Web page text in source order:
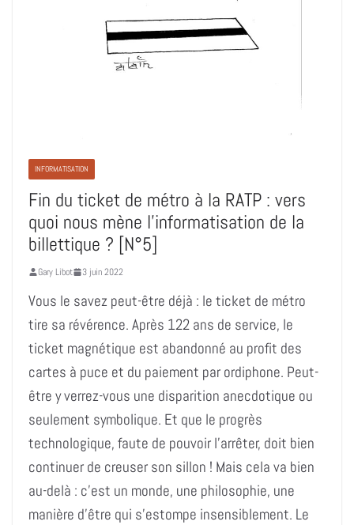
INFORMATISATION
Fin du ticket de métro à la RATP : vers
quoi nous mène l’informatisation de la
billettique ? [N°5]
Gary Libot 3 juin 2022
Vous le savez peut-être déjà : le ticket de métro
tire sa révérence. Après 122 ans de service, le
ticket magnétique est abandonné au profit des
cartes à puce et du paiement par ordiphone. Peut-
être y verrez-vous une disparition anecdotique ou
seulement symbolique. Et que le progrès
technologique, faute de pouvoir l’arrêter, doit bien
continuer de creuser son sillon ! Mais cela va bien
au-delà : c’est un monde, une philosophie, une
manière d’être qui s’estompe insensiblement. Le